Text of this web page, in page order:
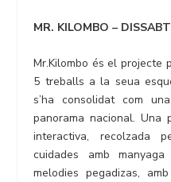
MR. KILOMBO –
Mr.Kilombo és el projecte
5 treballs a la seua
s’ha consolidat com
panorama nacional. Una
interactiva, recolzada
cuidades amb
melodies pegadizas,